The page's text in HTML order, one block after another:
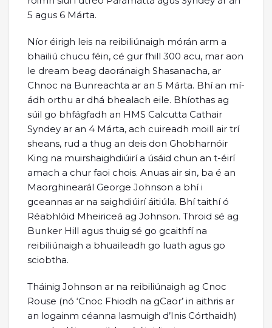
5 agus 6 Márta.
Níor éirigh leis na reibiliúnaigh mórán arm a
bhailiú chucu féin, cé gur fhill 300 acu, mar aon
le dream beag daoránaigh Shasanacha, ar
Chnoc na Bunreachta ar an 5 Márta. Bhí an mí-
ádh orthu ar dhá bhealach eile. Bhíothas ag
súil go bhfágfadh an HMS Calcutta Cathair
Syndey ar an 4 Márta, ach cuireadh moill air trí
sheans, rud a thug an deis don Ghobharnóir
King na muirshaighdiúirí a úsáid chun an t-éirí
amach a chur faoi chois. Anuas air sin, ba é an
Maorghinearál George Johnson a bhí i
gceannas ar na saighdiúirí áitiúla. Bhí taithí ó
Réabhlóid Mheiriceá ag Johnson. Throid sé ag
Bunker Hill agus thuig sé go gcaithfí na
reibiliúnaigh a bhuaileadh go luath agus go
sciobtha.
Tháinig Johnson ar na reibiliúnaigh ag Cnoc
Rouse (nó ‘Cnoc Fhiodh na gCaor’ in aithris ar
an logainm céanna lasmuigh d’Inis Córthaidh)